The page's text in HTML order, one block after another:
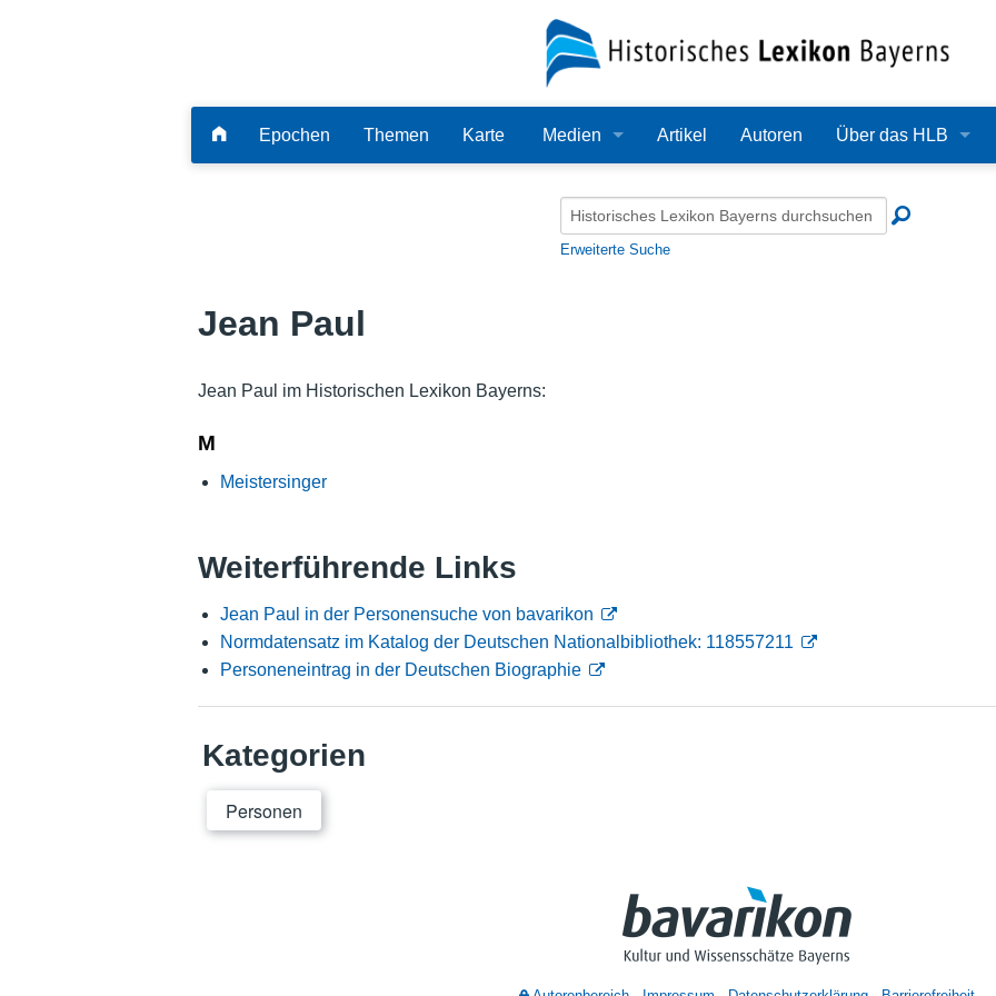
Epochen Themen Karte Medien
Audio
Alle Dateien
Artikel Autoren Über das HLB
Redaktion
Erweiterte Suche
Jean Paul
Jean Paul im Historischen Lexikon Bayerns:
M
Meistersinger
Weiterführende Links
Jean Paul in der Personensuche von bavarikon
Normdatensatz im Katalog der Deutschen Nationalbibliothek: 118557211
Personeneintrag in der Deutschen Biographie
Kategorien
Personen